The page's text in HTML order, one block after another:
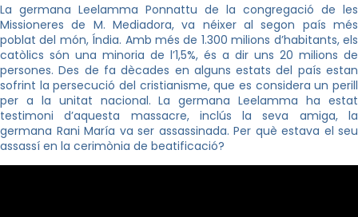
La germana Leelamma Ponnattu de la congregació de les
Missioneres de M. Mediadora, va néixer al segon país més
poblat del món, Índia. Amb més de 1.300 milions d’habitants, els
catòlics són una minoria de l’1,5%, és a dir uns 20 milions de
persones. Des de fa dècades en alguns estats del país estan
sofrint la persecució del cristianisme, que es considera un perill
per a la unitat nacional. La germanaLeelamma ha estat
testimoni d’aquesta massacre, inclús la seva amiga, la
germana Rani María va ser assassinada. Per què estava el seu
assassí en la cerimònia de beatificació?